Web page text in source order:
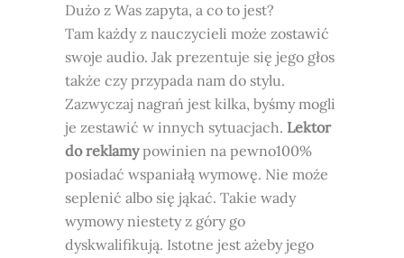
Dużo z Was zapyta, a co to jest?
Tam każdy z nauczycieli może zostawić
swoje audio. Jak prezentuje się jego głos
także czy przypada nam do stylu.
Zazwyczaj nagrań jest kilka, byśmy mogli
je zestawić w innych sytuacjach. Lektor
do reklamypowinien na pewno100%
posiadać wspaniałą wymowę. Nie może
seplenić albo się jąkać. Takie wady
wymowy niestety z góry go
dyskwalifikują. Istotne jest ażeby jego